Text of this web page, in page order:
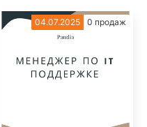
04.07.2025 0 продаж